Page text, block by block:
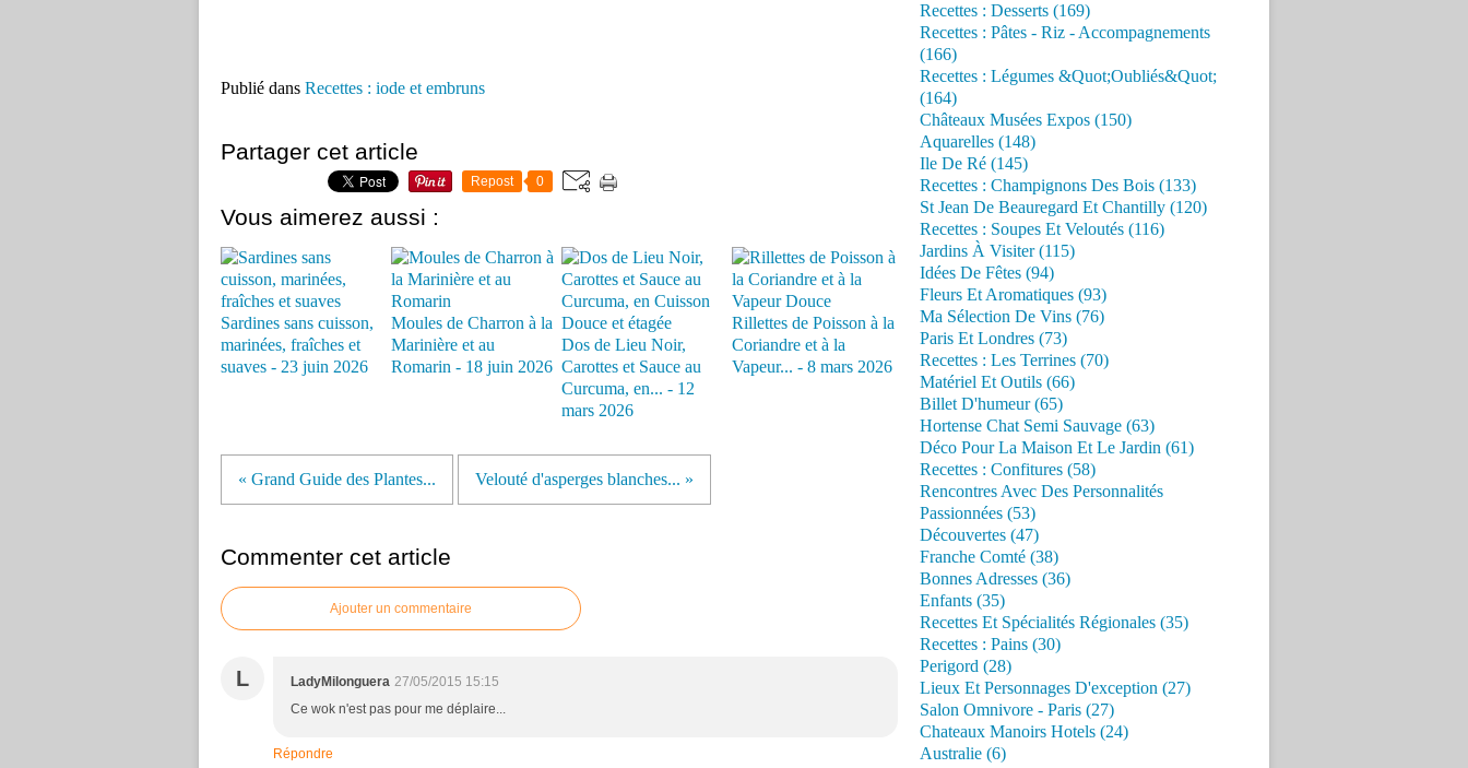
Publié dans Recettes : iode et embruns
Partager cet article
Repost 0
Vous aimerez aussi :
Sardines sans cuisson,
marinées, fraîches et
suaves - 23 juin 2026
Moules de Charron à la
Marinière et au
Romarin - 18 juin 2026
Dos de Lieu Noir,
Carottes et Sauce au
Curcuma, en... - 12
mars 2026
Rillettes de Poisson à la
Coriandre et à la
Vapeur... - 8 mars 2026
« Grand Guide des Plantes... Velouté d'asperges blanches... »
Commenter cet article
Ajouter un commentaire
L LadyMilonguera 27/05/2015 15:15
Ce wok n'est pas pour me déplaire...
Répondre
Recettes : Desserts (169)
Recettes : Pâtes - Riz - Accompagnements
(166)
Recettes : Légumes &Quot;Oubliés&Quot;
(164)
Châteaux Musées Expos (150)
Aquarelles (148)
Ile De Ré (145)
Recettes : Champignons Des Bois (133)
St Jean De Beauregard Et Chantilly (120)
Recettes : Soupes Et Veloutés (116)
Jardins À Visiter (115)
Idées De Fêtes (94)
Fleurs Et Aromatiques (93)
Ma Sélection De Vins (76)
Paris Et Londres (73)
Recettes : Les Terrines (70)
Matériel Et Outils (66)
Billet D'humeur (65)
Hortense Chat Semi Sauvage (63)
Déco Pour La Maison Et Le Jardin (61)
Recettes : Confitures (58)
Rencontres Avec Des Personnalités
Passionnées (53)
Découvertes (47)
Franche Comté (38)
Bonnes Adresses (36)
Enfants (35)
Recettes Et Spécialités Régionales (35)
Recettes : Pains (30)
Perigord (28)
Lieux Et Personnages D'exception (27)
Salon Omnivore - Paris (27)
Chateaux Manoirs Hotels (24)
Australie (6)